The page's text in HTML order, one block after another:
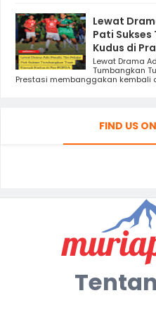
Lewat
Pati Sukses
Kudus di
Lewat Drama
Tumbangkan
Prestasi membanggakan kembali
FIND US